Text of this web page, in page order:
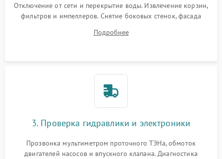
Отключение от сети и перекрытие воды. Извлечение корзин,
фильтров и импеллеров. Снятие боковых стенок, фасада
циркуляционному насосу, ТЭНу и сливной помпе.
Подробнее
3. Проверка гидравлики и электроники
Прозвонка мультиметром проточного ТЭНа, обмоток
двигателей насосов и впускного клапана. Диагностика